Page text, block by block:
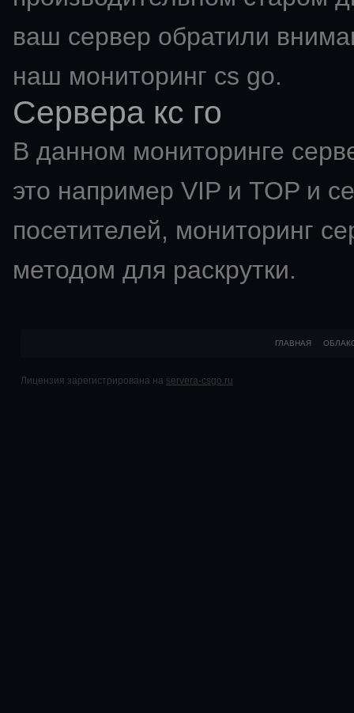
ваш сервер обратили
наш мониторинг cs go.
Сервера кс го
В данном мониторинге
это например VIP и TOP и
посетителей, мониторинг
методом для раскрутки.
ГЛАВНАЯ
Лицензия зарегистрирована на servera-csgo.ru